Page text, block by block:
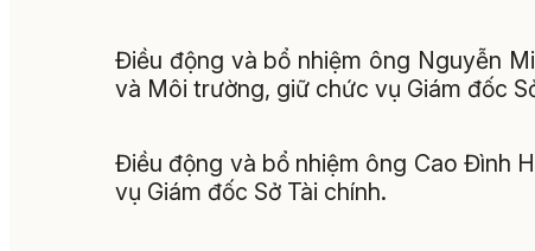
Điều động và bổ nhiệm ông Nguyễn
và Môi trường, giữ chức vụ Giám đốc
Điều động và bổ nhiệm ông Cao Đình
vụ Giám đốc Sở Tài chính.